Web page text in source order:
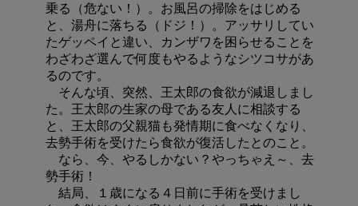
乗る（危ない！）。お風呂の掃除をはじめる
と、湯舟に落ちる（ドジ！）。アッサリしてい
たゲッペイと違い、カンザワを困らせることを
わざわざ選んで何度もやるようなシツコサがあ
るのです。
そんな頃、突然、王太郎の食欲が減退しまし
た。王太郎の生家の母である友人に相談する
と、王太郎の父親猫も発情期に食べなくなり、
去勢手術を受けたら食欲が復活したとのこと。
なら、今、やるしかない？やっちゃえ～、去
勢手術！
結局、１歳になる４日前に手術を受けまし